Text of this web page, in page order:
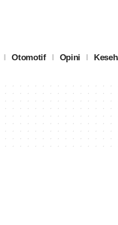
Otomotif Opini